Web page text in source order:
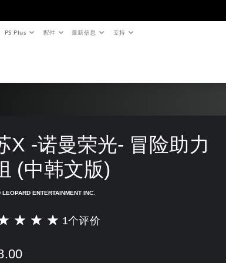
PS Plus 配件 最新信息 支持
X -诺曼荣光- 冒险助力
(中韩文版)
LEOPARD ENTERTAINMENT INC.
1个评价